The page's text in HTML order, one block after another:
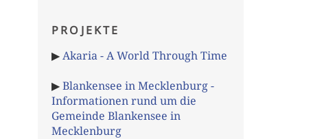
PROJEKTE
▶Akaria - A World Through Time
▶Blankensee in Mecklenburg -
Informationen rund um die
Gemeinde Blankensee in
Mecklenburg